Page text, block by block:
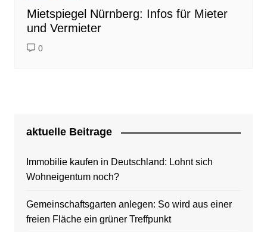
Mietspiegel Nürnberg: Infos für Mieter
und Vermieter
0
aktuelle Beitrage
Immobilie kaufen in Deutschland: Lohnt sich
Wohneigentum noch?
Gemeinschaftsgarten anlegen: So wird aus einer
freien Fläche ein grüner Treffpunkt